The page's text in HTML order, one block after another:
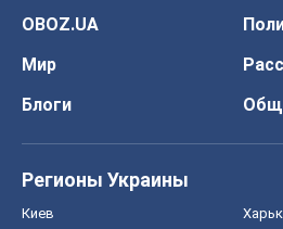
OBOZ.UA
Мир
Блоги
Регионы Украины
Киев